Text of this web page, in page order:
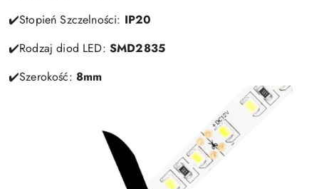
✔️Stopień Szczelności: IP20
✔️Rodzaj diod LED: SMD2835
✔️Szerokość: 8mm